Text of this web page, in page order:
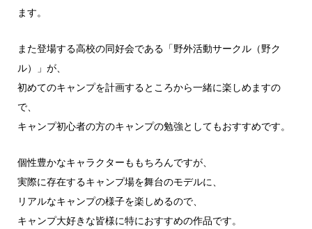
ます。
また登場する高校の同好会である「野外活動サークル（野ク
ル）」が、
初めてのキャンプを計画するところから一緒に楽しめますの
で、
キャンプ初心者の方のキャンプの勉強としてもおすすめです。
個性豊かなキャラクターももちろんですが、
実際に存在するキャンプ場を舞台のモデルに、
リアルなキャンプの様子を楽しめるので、
キャンプ大好きな皆様に特におすすめの作品です。